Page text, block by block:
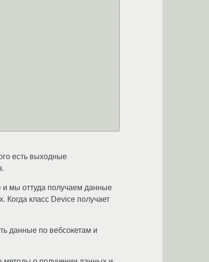
есть выходные
мы оттуда получаем данные
Когда класс Device получает
данные по вебсокетам и